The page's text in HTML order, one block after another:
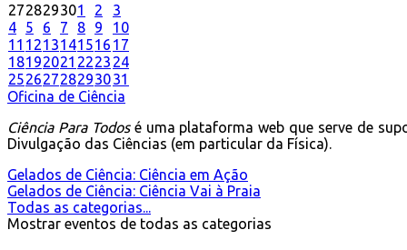
272829301 2
3
4
5 6 7 8 9
10
11 1213141516 17
18192021 2223 24
25262728293031
Oficina de Ciência
Ciência Para Todosé uma plataforma web que serve de
Divulgação das Ciências (em particular da Física).
Gelados de Ciência: Ciência em Ação
Gelados de Ciência: Ciência Vai à Praia
Todas as categorias...
Mostrar eventos de todas as categorias